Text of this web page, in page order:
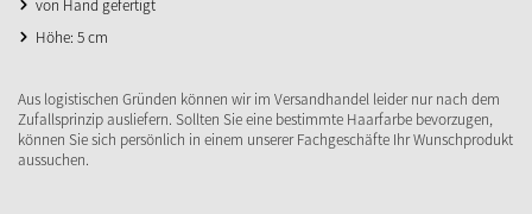
von Hand gefertigt
Höhe: 5 cm
Aus logistischen Gründen können wir im Versandhandel leider nur nach dem
Zufallsprinzip ausliefern. Sollten Sie eine bestimmte Haarfarbe bevorzugen,
können Sie sich persönlich in einem unserer Fachgeschäfte Ihr Wunschprodukt
aussuchen.